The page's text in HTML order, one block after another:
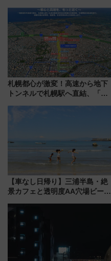
イダー」に注目 2026年夏は所
沢へ遊びに行こう
札幌都心が激変！高速から地下
トンネルで札幌駅へ直結、「創
から本格着工、延長4.8km整備
【車なし日帰り】三浦半島・絶
景カフェと透明度AA穴場ビーチ
用してストレスフリー旅へ行こ
う！